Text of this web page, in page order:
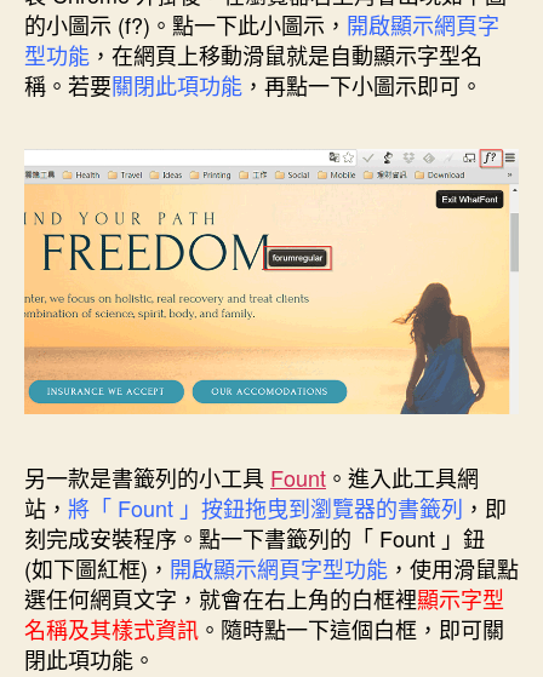
的小圖示 (f?)。點一下此小圖示， 開啟顯示網頁字
型功能 ，在網頁上移動滑鼠就是自動顯示字型名
稱。若要關閉此項功能 ，再點一下小圖示即可。
另一款是書籤列的小工具 Fount 。進入此工具網
站， 將「 Fount 」按鈕拖曳到瀏覽器的書籤列 ，即
刻完成安裝程序。點一下書籤列的「 Fount 」鈕
(如下圖紅框)， 開啟顯示網頁字型功能 ，使用滑鼠點
選任何網頁文字，就會在右上角的白框裡顯示字型
名稱及其樣式資訊 。隨時點一下這個白框，即可關
閉此項功能。